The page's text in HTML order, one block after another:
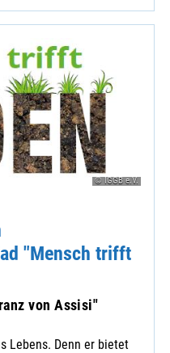
© IGGB e.V.
"Mensch trifft
von Assisi"
Lebens. Denn er bietet